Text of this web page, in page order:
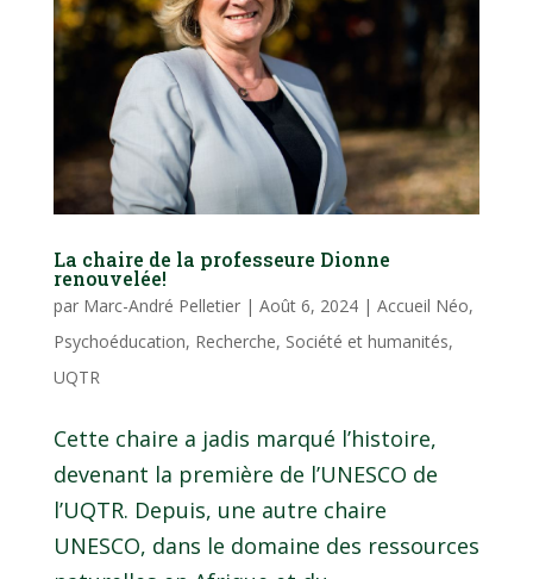
La chaire de la professeure Dionne
renouvelée!
par Marc-André Pelletier| Août 6, 2024| Accueil Néo,
Psychoéducation, Recherche, Société et humanités,
UQTR
Cette chaire a jadis marqué l’histoire,
devenant la première de l’UNESCO de
l’UQTR. Depuis, une autre chaire
UNESCO, dans le domaine des ressources